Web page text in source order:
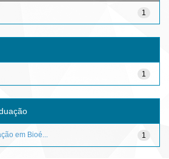
1
1
1
em Bioé...